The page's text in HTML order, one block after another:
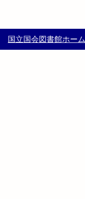
国立国会図書館ホーム